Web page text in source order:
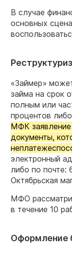
В случае
основных
«Займер»
займа на срок
полным или
процентов
МФК
документы,
электронный
либо по почте:
Октябрьская
МФО
в течение 10
Оформление